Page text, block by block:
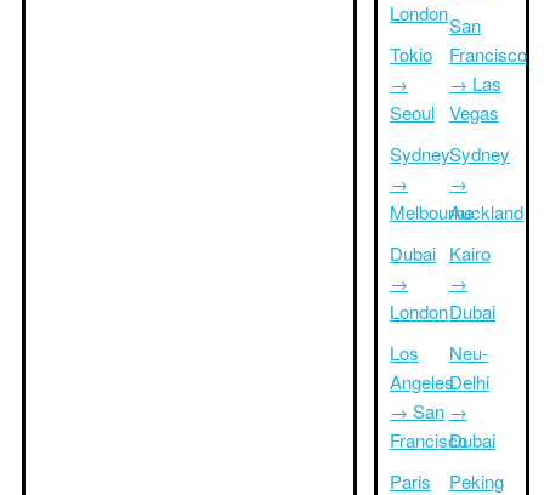
London
Tokio
→
Seoul
Sydney
→
Melbourne
Dubai
→
London
Los
Angeles
→ San
Francisco
Paris
San
Francisco
→ Las
Vegas
Sydney
→
Auckland
Kairo
→
Dubai
Neu-
Delhi
→
Dubai
Peking